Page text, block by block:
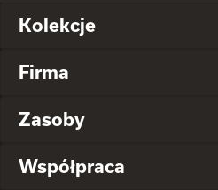
Kolekcje
Firma
Zasoby
Współpraca